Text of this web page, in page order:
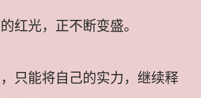
红光，正不断变盛。
只能将自己的实力，继续释